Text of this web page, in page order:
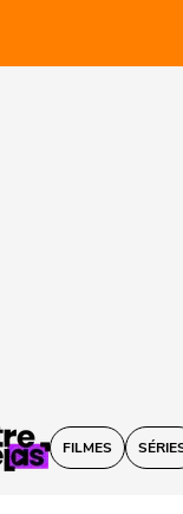
FILMES